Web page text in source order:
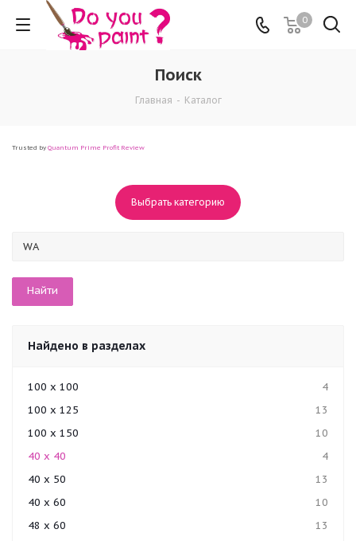
0
Поиск
Главная - Каталог
Trusted by Quantum Prime Profit Review
Выбрать категорию
Найдено в разделах
100 x 100
4
100 x 125
13
100 x 150
10
40 x 40
4
40 x 50
13
40 x 60
10
48 x 60
13